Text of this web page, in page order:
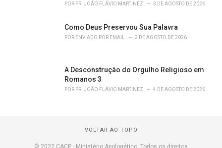
POR PR. JOÃO FLÁVIO MARTINEZ 3 DE AGOSTO DE 2026
Como Deus Preservou Sua Palavra
POR ENVIADO POR EMAIL 2 DE AGOSTO DE 2026
A Desconstrução do Orgulho Religioso em
Romanos 3
POR PR. JOÃO FLÁVIO MARTINEZ 4 DE AGOSTO DE 2026
VOLTAR AO TOPO
© 2022 CACP - Ministério Apologético. Todos os direitos